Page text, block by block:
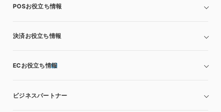
POSお役立ち情報
決済お役立ち情報
ECお役立ち情報
ビジネスパートナー